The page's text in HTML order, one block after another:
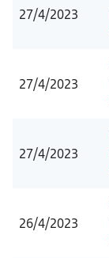
27/4/2023
27/4/2023
27/4/2023
26/4/2023